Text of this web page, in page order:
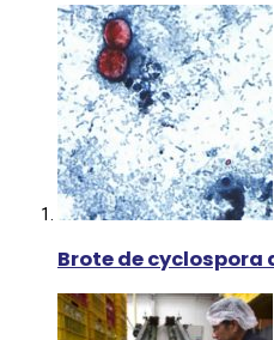
Brote de cyclospora